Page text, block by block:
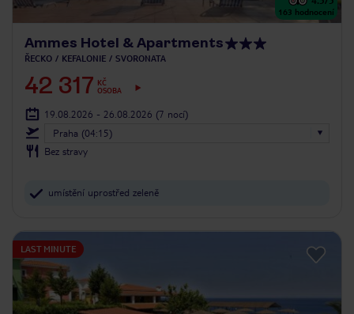
163 hodnocení
Ammes Hotel & Apartments
ŘECKO KEFALONIE SVORONATA
42 317 KČ
OSOBA
19.08.2026 - 26.08.2026 (7 nocí)
Praha (04:15)
Bez stravy
umístění uprostřed zeleně
LAST MINUTE